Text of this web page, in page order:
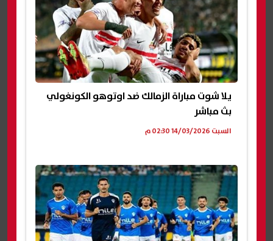
يلا شوت مباراة الزمالك ضد اوتوهو الكونغولي
بث مباشر
السبت 14/03/2026 02:30 م